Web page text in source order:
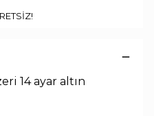
14 ayar altın